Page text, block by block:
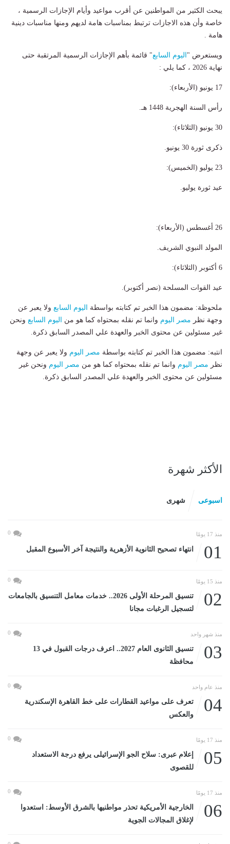
يبحث الكثير من المواطنين عن أقرب مواعيد وأيام الإجازات الرسمية ،
خاصة وأن هذه الاجازات ترتبط بمناسبات هامة لديهم ومنها مناسبات دينية
هامة .
ويستعرض "اليوم السابع" قائمة بأهم الإجازات الرسمية المرتقبة حتى
نهاية 2026 ، كما يلي :
17 يونيو (الأربعاء):
رأس السنة الهجرية 1448 هـ.
30 يونيو (الثلاثاء):
ذكرى ثورة 30 يونيو.
23 يوليو (الخميس):
عيد ثورة يوليو.
26 أغسطس (الأربعاء):
المولد النبوي الشريف.
6 أكتوبر (الثلاثاء):
عيد القوات المسلحة (نصر أكتوبر).
ملحوظة: مضمون هذا الخبر تم كتابته بواسطة اليوم السابع ولا يعبر عن
وجهة نظر مصر اليوم وانما تم نقله بمحتواه كما هو من اليوم السابع ونحن
غير مسئولين عن محتوى الخبر والعهدة علي المصدر السابق ذكرة.
انتبه: مضمون هذا الخبر تم كتابته بواسطة مصر اليوم ولا يعبر عن وجهة
نظر مصر اليوم وانما تم نقله بمحتواه كما هو من مصر اليوم ونحن غير
مسئولين عن محتوى الخبر والعهدة علي المصدر السابق ذكرة.
الأكثر شهرة
اسبوعى شهرى
منذ 17 يومًا 0
01 انتهاء تصحيح الثانوية الأزهرية والنتيجة آخر الأسبوع المقبل
منذ 15 يومًا 0
02
تنسيق المرحلة الأولى 2026.. خدمات معامل التنسيق بالجامعات
لتسجيل الرغبات مجانا
منذ شهر واحد 0
03
تنسيق الثانوى العام 2027.. اعرف درجات القبول في 13
محافظة
منذ عام واحد 0
04
تعرف على مواعيد القطارات على خط القاهرة الإسكندرية
والعكس
منذ 17 يومًا 0
05
إعلام عبرى: سلاح الجو الإسرائيلى يرفع درجة الاستعداد
للقصوى
منذ 17 يومًا 0
06
الخارجية الأمريكية تحذر مواطنيها بالشرق الأوسط: استعدوا
لإغلاق المجالات الجوية